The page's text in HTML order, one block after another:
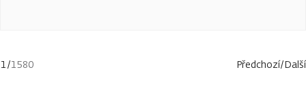
1/1580 Předchozí/Další